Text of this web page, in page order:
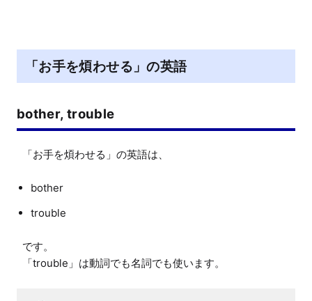
「お手を煩わせる」の英語
bother, trouble
bother
trouble
です。